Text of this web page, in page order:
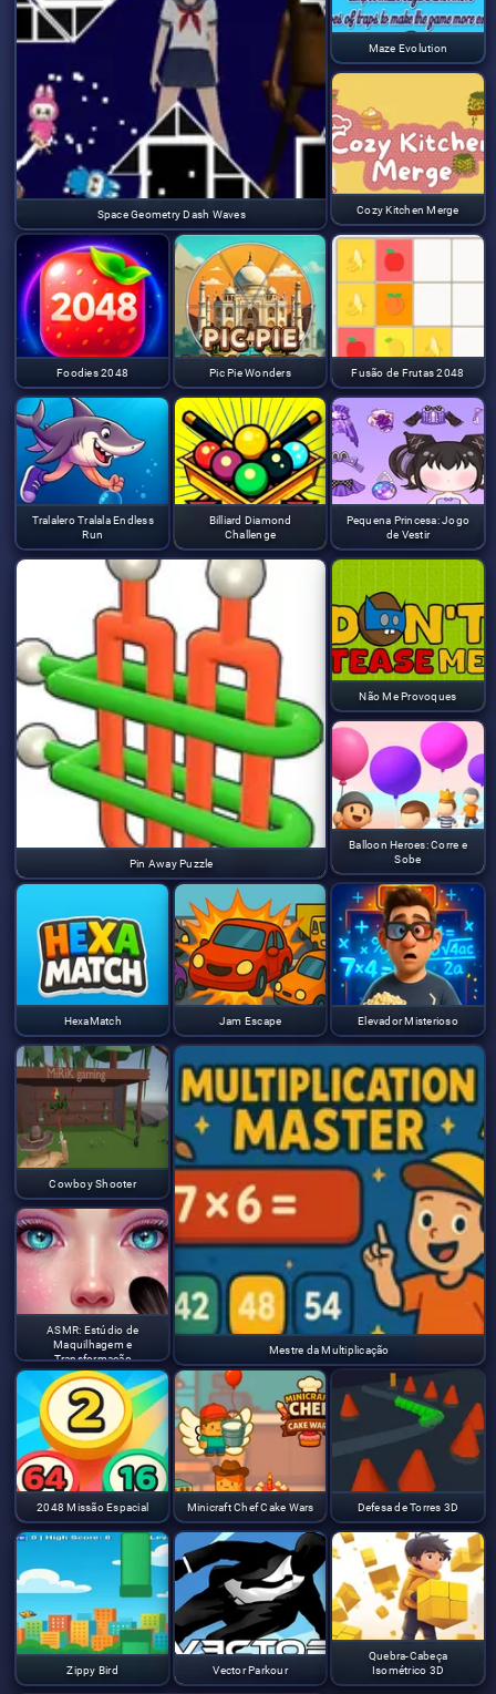
Space Geometry Dash Waves
Maze Evolution
Cozy Kitchen Merge
Foodies 2048 Pic Pie Wonders Fusão de Frutas 2048
Tralalero Tralala Endless
Run
Billiard Diamond
Challenge
Pin Away Puzzle
Pequena Princesa: Jogo
de Vestir
Não Me Provoques
Balloon Heroes: Corre e
Sobe
HexaMatch Jam Escape Elevador Misterioso
Cowboy Shooter
Mestre da Multiplicação
ASMR: Estúdio de
Maquilhagem e
Transformação
2048 Missão Espacial Minicraft Chef Cake Wars Defesa de Torres 3D
Zippy Bird Vector Parkour
Quebra-Cabeça
Isométrico 3D